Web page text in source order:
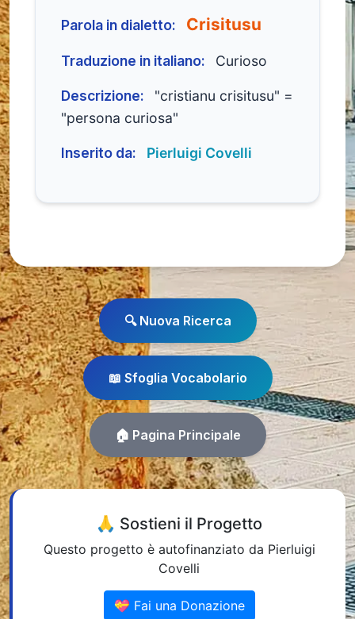
Parola in dialetto: Crisitusu
Traduzione in italiano: Curioso
Descrizione:
"cristianu crisitusu" =
"persona curiosa"
Inserito da: Pierluigi Covelli
🔍 Nuova Ricerca
📖 Sfoglia Vocabolario
🏠 Pagina Principale
🙏 Sostieni il Progetto
Questo progetto è autofinanziato da Pierluigi
Covelli
💝 Fai una Donazione